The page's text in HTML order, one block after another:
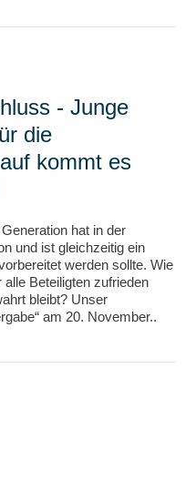
- Junge
die
kommt es
hat in der
und ist gleichzeitig ein
werden sollte. Wie
Beteiligten zufrieden
bleibt? Unser
am 20. November..